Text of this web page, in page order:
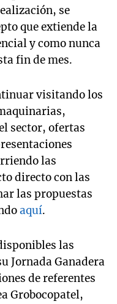
se
que extiende la
y como nunca
fin de mes.
visitando los
sector, ofertas
las
directo con las
las propuestas
aquí.
las
Jornada Ganadera
de referentes
Grobocopatel,